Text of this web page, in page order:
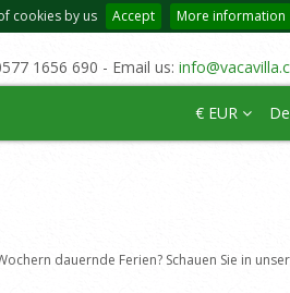
cookies by us Accept More information
1656 690 - Email us:
€ EUR
dauernde Ferien? Schauen Sie in